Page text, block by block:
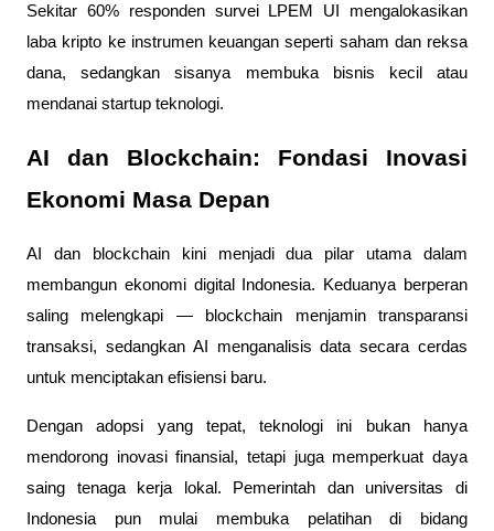
Sekitar 60% responden survei LPEM UI mengalokasikan
laba kripto ke instrumen keuangan seperti saham dan reksa
dana, sedangkan sisanya membuka bisnis kecil atau
mendanai startup teknologi.
AI dan Blockchain: Fondasi Inovasi
Ekonomi Masa Depan
AI dan blockchain kini menjadi dua pilar utama dalam
membangun ekonomi digital Indonesia. Keduanya berperan
saling melengkapi — blockchain menjamin transparansi
transaksi, sedangkan AI menganalisis data secara cerdas
untuk menciptakan efisiensi baru.
Dengan adopsi yang tepat, teknologi ini bukan hanya
mendorong inovasi finansial, tetapi juga memperkuat daya
saing tenaga kerja lokal. Pemerintah dan universitas di
Indonesia pun mulai membuka pelatihan di bidang